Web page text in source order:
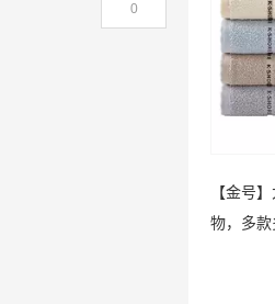
【金号
物，多款
0